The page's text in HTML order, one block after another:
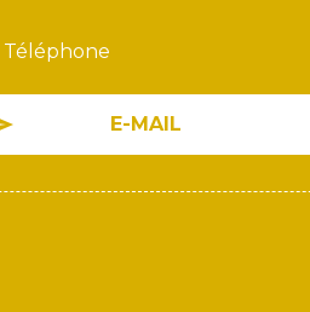
Téléphone
E-MAIL